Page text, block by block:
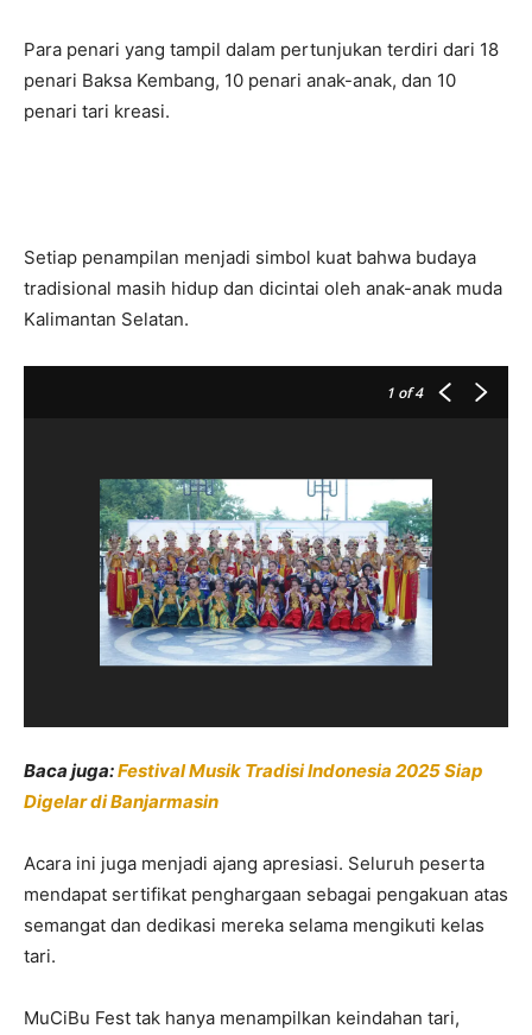
Para penari yang tampil dalam pertunjukan terdiri dari 18
penari Baksa Kembang, 10 penari anak-anak, dan 10
penari tari kreasi.
Setiap penampilan menjadi simbol kuat bahwa budaya
tradisional masih hidup dan dicintai oleh anak-anak muda
Kalimantan Selatan.
1 of 4
Baca juga:Festival Musik Tradisi Indonesia 2025 Siap
Digelar di Banjarmasin
Acara ini juga menjadi ajang apresiasi. Seluruh peserta
mendapat sertifikat penghargaan sebagai pengakuan atas
semangat dan dedikasi mereka selama mengikuti kelas
tari.
MuCiBu Fest tak hanya menampilkan keindahan tari,